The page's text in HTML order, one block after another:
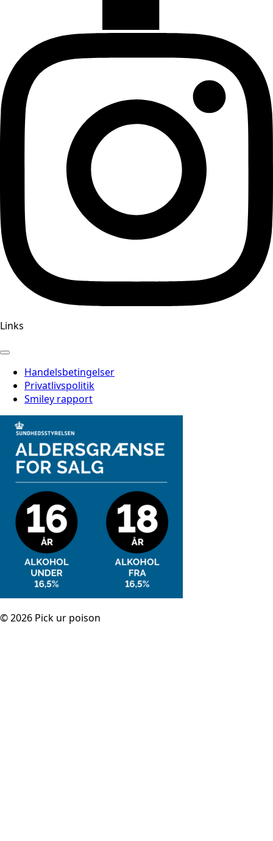
Links
Handelsbetingelser
Privatlivspolitik
Smiley rapport
© 2026 Pick ur poison